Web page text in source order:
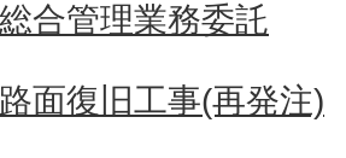
合管理業務委託
面復旧工事(再発注)